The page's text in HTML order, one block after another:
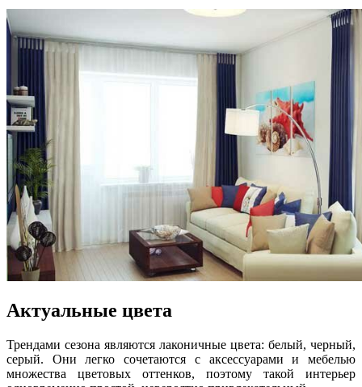
Актуальные цвета
Трендами сезона являются лаконичные цвета: белый, черный,
серый. Они легко сочетаются с аксессуарами и мебелью
множества цветовых оттенков, поэтому такой интерьер